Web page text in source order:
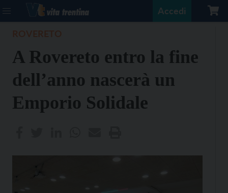
Accedi
A Rovereto entro la fine
dell’anno nascerà un
Emporio Solidale